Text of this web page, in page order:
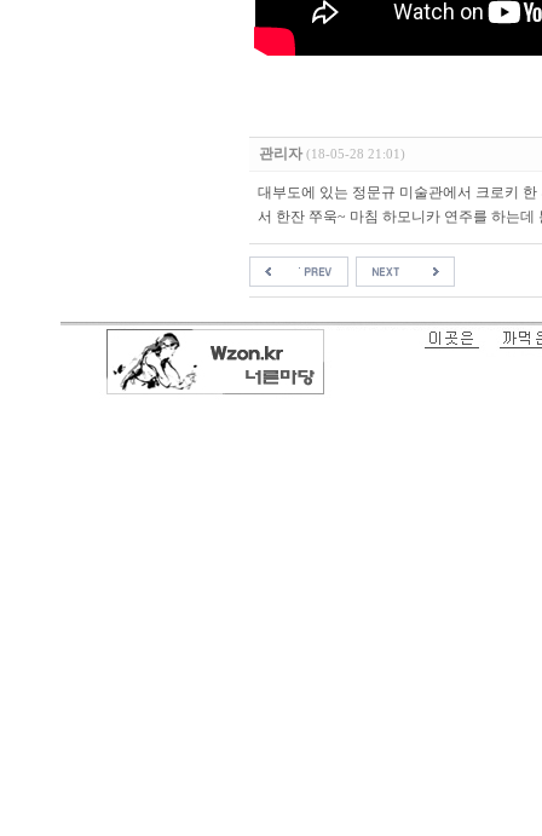
관리자 (18-05-28 21:01)
대부도에 있는 정문규 미술관에서 크로키
서 한잔 쭈욱~ 마침 하모니카 연주를 하는데